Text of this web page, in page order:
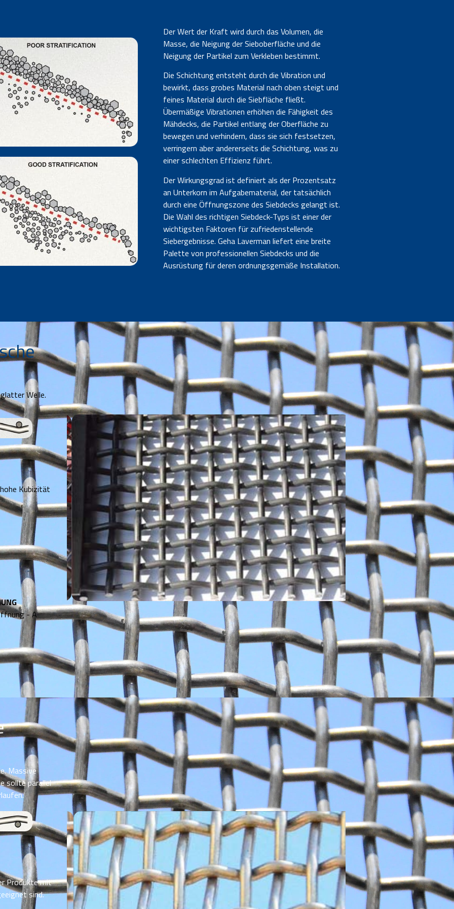
Der Wert der Kraft wird durch das Volumen, die
Masse, die Neigung der Sieboberfläche und die
Neigung der Partikel zum Verkleben bestimmt.
Die Schichtung entsteht durch die Vibration und
bewirkt, dass grobes Material nach oben steigt und
feines Material durch die Siebfläche fließt.
Übermäßige Vibrationen erhöhen die Fähigkeit des
Mähdecks, die Partikel entlang der Oberfläche zu
bewegen und verhindern, dass sie sich festsetzen,
verringern aber andererseits die Schichtung, was zu
einer schlechten Effizienz führt.
Der Wirkungsgrad ist definiert als der Prozentsatz
an Unterkorn im Aufgabematerial, der tatsächlich
durch eine Öffnungszone des Siebdecks gelangt ist.
Die Wahl des richtigen Siebdeck-Typs ist einer der
wichtigsten Faktoren für zufriedenstellende
Siebergebnisse. Geha Laverman liefert eine breite
Palette von professionellen Siebdecks und die
Ausrüstung für deren ordnungsgemäße Installation.
Welle.
Kubizität
- A
Massive
sollte parallel
Produkte mit
sind.